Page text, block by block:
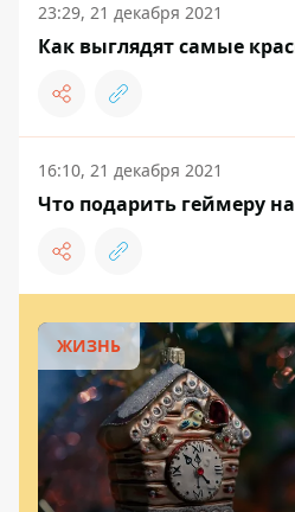
23:29, 21 декабря 2021
Как выглядят самые
16:10, 21 декабря 2021
Что подарить геймеру
ЖИЗНЬ